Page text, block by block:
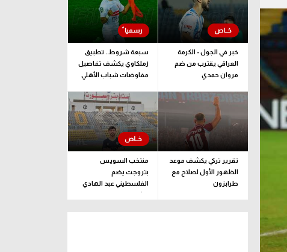
خبر في الجول - الكرمة
العراقي يقترب من ضم
مروان حمدي
سبعة شروط.. تطبيق
زملكاوي يكشف تفاصيل
مفاوضات شباب الأهلي
تقرير تركي يكشف موعد
الظهور الأول لصلاح مع
طرابزون
منتخب السويس
بتروجت يضم
الفلسطيني عبد الهادي
راشد